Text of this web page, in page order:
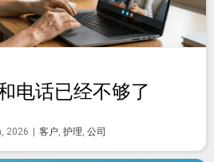
电话已经不够了
2026 客户, 护理, 公司